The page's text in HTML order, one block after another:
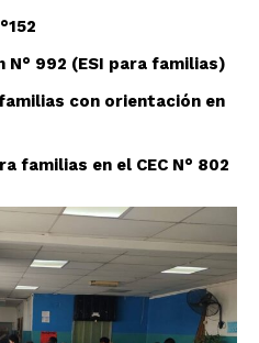
N° 992 (ESI para familias)
con orientación en
familias en el CEC N° 802